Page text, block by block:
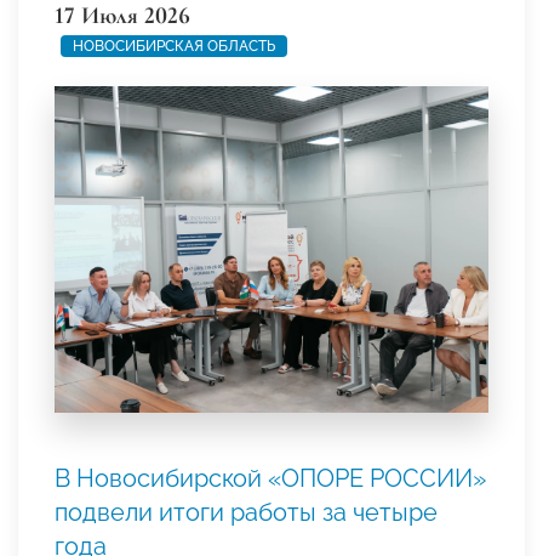
17 Июля 2026
НОВОСИБИРСКАЯ ОБЛАСТЬ
В Новосибирской «ОПОРЕ РОССИИ»
подвели итоги работы за четыре
года